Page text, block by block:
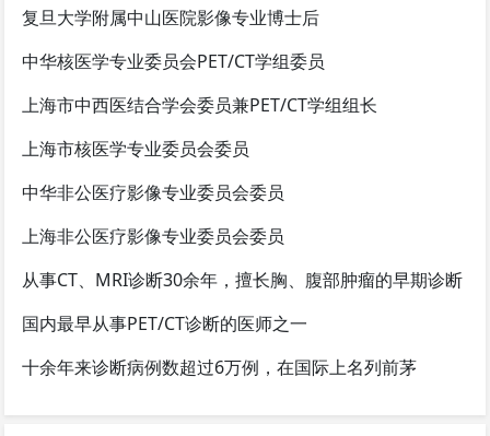
复旦大学附属中山医院影像专业博士后
中华核医学专业委员会PET/CT学组委员
上海市中西医结合学会委员兼PET/CT学组组长
上海市核医学专业委员会委员
中华非公医疗影像专业委员会委员
上海非公医疗影像专业委员会委员
从事CT、MRI诊断30余年，擅长胸、腹部肿瘤的早期诊断
国内最早从事PET/CT诊断的医师之一
十余年来诊断病例数超过6万例，在国际上名列前茅